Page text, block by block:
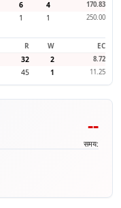
6 4 170.83
1 1 250.00
R W
EC
32 2 8.72
45 1 11.25
--
समय: